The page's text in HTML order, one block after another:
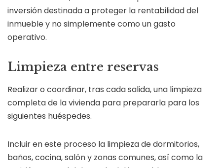
inversión destinada a proteger la rentabilidad del
inmueble y no simplemente como un gasto
operativo.
Limpieza entre reservas
Realizar o coordinar, tras cada salida, una limpieza
completa de la vivienda para prepararla para los
siguientes huéspedes.
Incluir en este proceso la limpieza de dormitorios,
baños, cocina, salón y zonas comunes, así como la